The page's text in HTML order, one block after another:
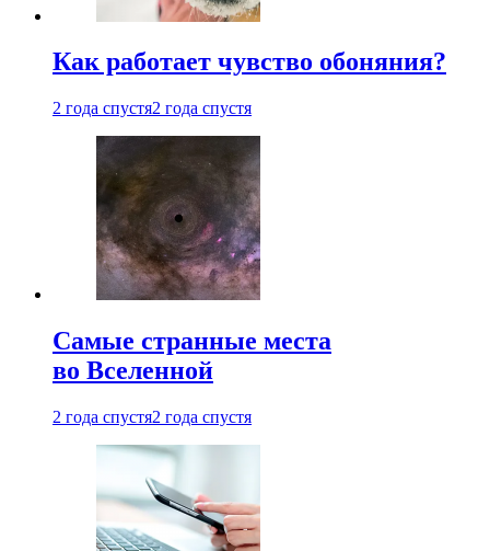
Как работает чувство обоняния?
2 года спустя2 года спустя
Самые странные места
во Вселенной
2 года спустя2 года спустя